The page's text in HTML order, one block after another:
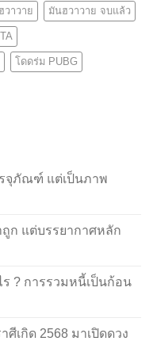
วาวาย มันฮวาวาย จบแล้ว
โดดร่ม PUBG
จุภัณฑ์ แต่เป็นภาพ
ก แต่บรรยากาศหลัก
? การรวมหนี้เป็นก้อน
เกิด 2568 มาเปิดดวง